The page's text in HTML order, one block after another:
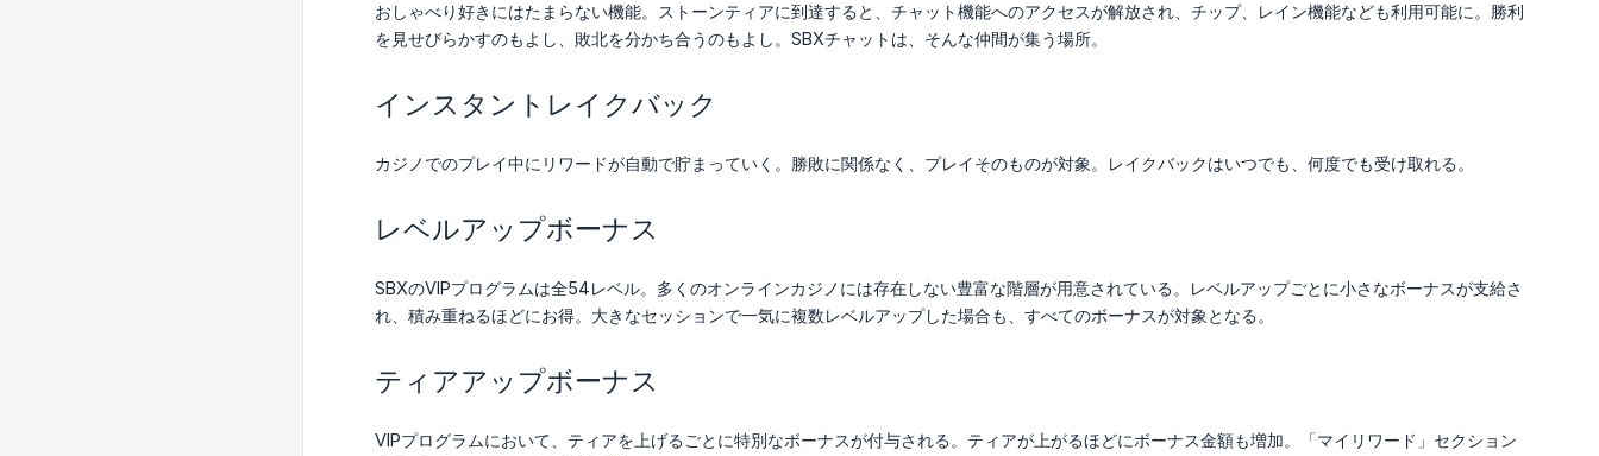
おしゃべり好きにはたまらない機能。ストーンティアに到達すると、チャット機能へのアクセスが解放され、チップ、レイン機能なども利用可能に。勝利
を見せびらかすのもよし、敗北を分かち合うのもよし。SBXチャットは、そんな仲間が集う場所。
インスタントレイクバック
カジノでのプレイ中にリワードが自動で貯まっていく。勝敗に関係なく、プレイそのものが対象。レイクバックはいつでも、何度でも受け取れる。
レベルアップボーナス
SBXのVIPプログラムは全54レベル。多くのオンラインカジノには存在しない豊富な階層が用意されている。レベルアップごとに小さなボーナスが支給さ
れ、積み重ねるほどにお得。大きなセッションで一気に複数レベルアップした場合も、すべてのボーナスが対象となる。
ティアアップボーナス
VIPプログラムにおいて、ティアを上げるごとに特別なボーナスが付与される。ティアが上がるほどにボーナス金額も増加。「マイリワード」セクション